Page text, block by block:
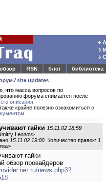
обзор RSN блог
библиотека
/ site updates
что масса вопросов по
форума снимается после
его описания
крайне полезно ознакомиться с
гайки 15.11.02 18:59
Leonov>
15.11.02 19:00 Количество правок: 1
>
гайки
обзор провайдеров
news.php3?